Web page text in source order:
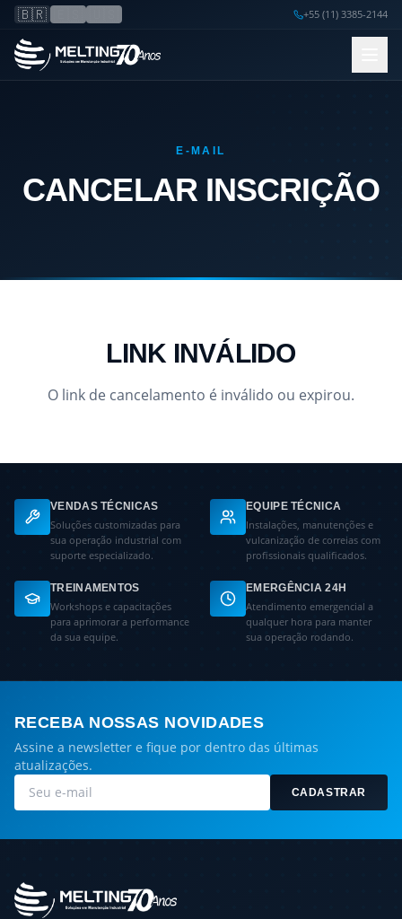
🇧🇷 +55 (11) 3385-2144
E-MAIL
CANCELAR INSCRIÇÃO
LINK INVÁLIDO
O link de cancelamento é inválido ou expirou.
VENDAS TÉCNICAS
Soluções customizadas para
sua operação industrial com
suporte especializado.
EQUIPE TÉCNICA
Instalações, manutenções e
vulcanização de correias com
profissionais qualificados.
TREINAMENTOS
Workshops e capacitações
para aprimorar a performance
da sua equipe.
EMERGÊNCIA 24H
Atendimento emergencial a
qualquer hora para manter
sua operação rodando.
RECEBA NOSSAS NOVIDADES
Assine a newsletter e fique por dentro das últimas
atualizações.
CADASTRAR